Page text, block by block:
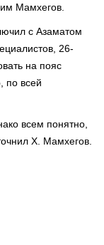
Мамхегов.
с Азаматом
26-
на пояс
по всей
всем понятно,
Х. Мамхегов.